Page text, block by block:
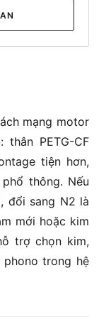
mạng motor
: thân PETG-CF
tiện hơn,
thông. Nếu
đổi sang N2 là
mới hoặc kim
trợ chọn kim,
trong hệ